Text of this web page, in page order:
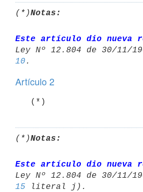
(*)Notas:
Este artículo dio nueva
10
Artículo 2
(*)Notas:
Este artículo dio nueva
15